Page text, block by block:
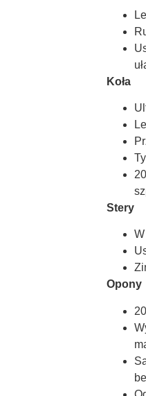
Koła
Stery
Opony